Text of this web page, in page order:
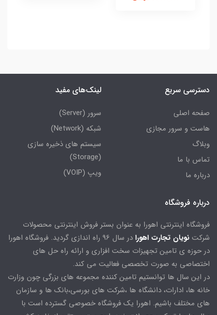
دسترسی سریع
صفحه اصلی
هاست و سرور مجازی
وبلاگ
تماس با ما
درباره ما
لینک‌های مفید
سرور (Server)
شبکه (Network)
سیستم های ذخیره سازی
(Storage)
ویپ (VOIP)
درباره فروشگاه
فروشگاه اینترنتی اهورا به عنوان بستر فروش اینترنتی محصولات
شرکت نویان تجارت اهورا
در سال 96 راه اندازی گردید. فروشگاه اهورا
در حوزه ی تامین تجهیزات سخت افزاری و ارائه راه حل های
اختصاصی به صورت تخصصی فعالیت می کند.
در این سال ها توانستیم تامین کننده مجموعه های بزرگی چون وزارت
خانه ها، ادارات، دانشگاه ها ،شرکت های بورسی،بانک ها و سازمان
های مختلف باشیم. اهورا یک فروشگاه خصوصی گسترده است با